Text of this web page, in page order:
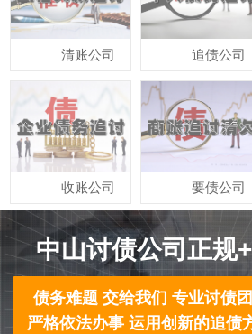
清账公司
收账公司
追债公司
要债公司
中山讨债公司正规
债务难题 交给我们 专业讨债
严格依法办事 运用创新的追债